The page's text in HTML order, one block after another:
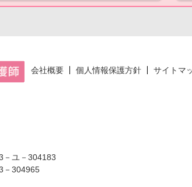
会社概要 個人情報保護方針 サイトマ
－ユ－304183
－304965